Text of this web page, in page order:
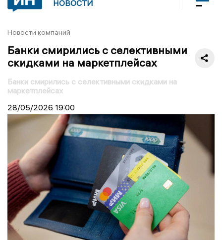
НОВОСТИ
Новости компаний
Банки смирились с селективными
скидками на маркетплейсах
Банки смирились с селективными скидками на
маркетплейсах
28/05/2026 19:00